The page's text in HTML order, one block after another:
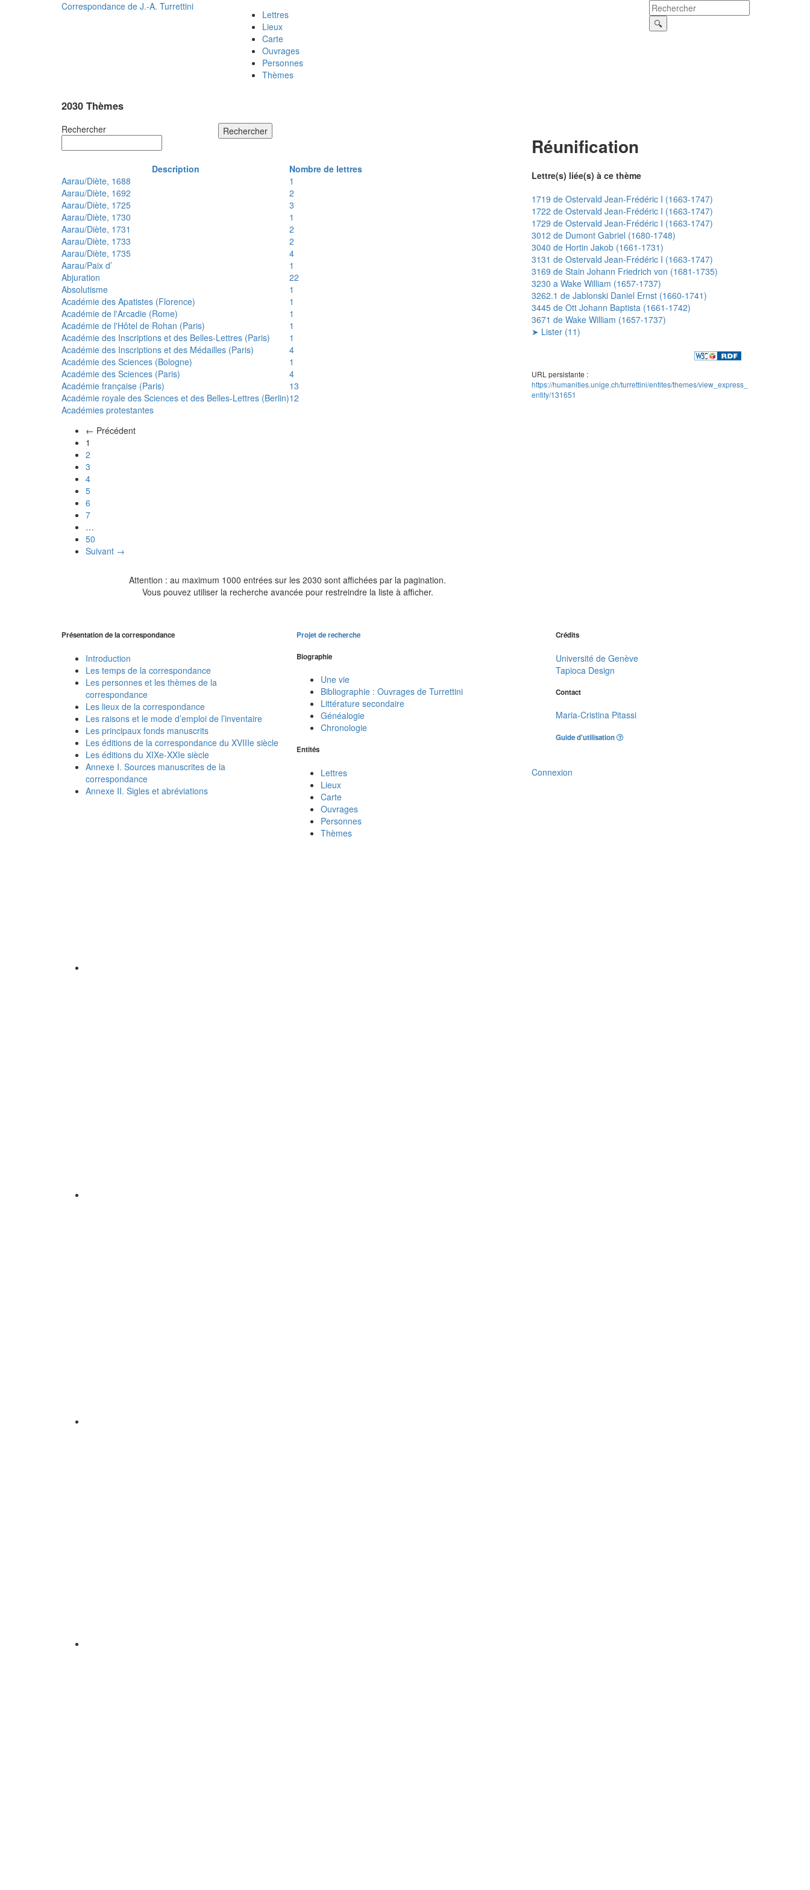
Correspondance de J.-A. Turrettini
Lettres
Lieux
Carte
Ouvrages
Personnes
Thèmes
2030 Thèmes
Rechercher Rechercher
Description
Nombre de lettres
Aarau/Diète, 1688
1
Aarau/Diète, 1692
2
Aarau/Diète, 1725
3
Aarau/Diète, 1730
1
Aarau/Diète, 1731
2
Aarau/Diète, 1733
2
Aarau/Diète, 1735
4
Aarau/Paix d’
1
Abjuration
22
Absolutisme
1
Académie des Apatistes (Florence)
1
Académie de l'Arcadie (Rome)
1
Académie de l'Hôtel de Rohan (Paris)
1
Académie des Inscriptions et des Belles-Lettres (Paris)
1
Académie des Inscriptions et des Médailles (Paris)
4
Académie des Sciences (Bologne)
1
Académie des Sciences (Paris)
4
Académie française (Paris)
13
Académie royale des Sciences et des Belles-Lettres (Berlin)12
Académies protestantes
← Précédent
1
2
3
4
5
6
7
…
50
Suivant →
Attention : au maximum 1000 entrées sur les 2030 sont affichées par la pagination.
Vous pouvez utiliser la recherche avancée pour restreindre la liste à afficher.
Réunification
Lettre(s) liée(s) à ce thème
1719 de Ostervald Jean-Frédéric I (1663-1747)
1722 de Ostervald Jean-Frédéric I (1663-1747)
1729 de Ostervald Jean-Frédéric I (1663-1747)
3012 de Dumont Gabriel (1680-1748)
3040 de Hortin Jakob (1661-1731)
3131 de Ostervald Jean-Frédéric I (1663-1747)
3169 de Stain Johann Friedrich von (1681-1735)
3230 a Wake William (1657-1737)
3262.1 de Jablonski Daniel Ernst (1660-1741)
3445 de Ott Johann Baptista (1661-1742)
3671 de Wake William (1657-1737)
➤ Lister (11)
URL persistante :
https://humanities.unige.ch/turrettini/entites/themes/view_express_
entity/131651
Présentation de la correspondance
Introduction
Les temps de la correspondance
Les personnes et les thèmes de la
correspondance
Les lieux de la correspondance
Les raisons et le mode d’emploi de l’inventaire
Les principaux fonds manuscrits
Les éditions de la correspondance du XVIIIe siècle
Les éditions du XIXe-XXIe siècle
Annexe I. Sources manuscrites de la
correspondance
Annexe II. Sigles et abréviations
Projet de recherche
Biographie
Une vie
Bibliographie : Ouvrages de Turrettini
Littérature secondaire
Généalogie
Chronologie
Entités
Lettres
Lieux
Carte
Ouvrages
Personnes
Thèmes
Crédits
Université de Genève
Tapioca Design
Contact
Maria-Cristina Pitassi
Guide d'utilisation
Connexion